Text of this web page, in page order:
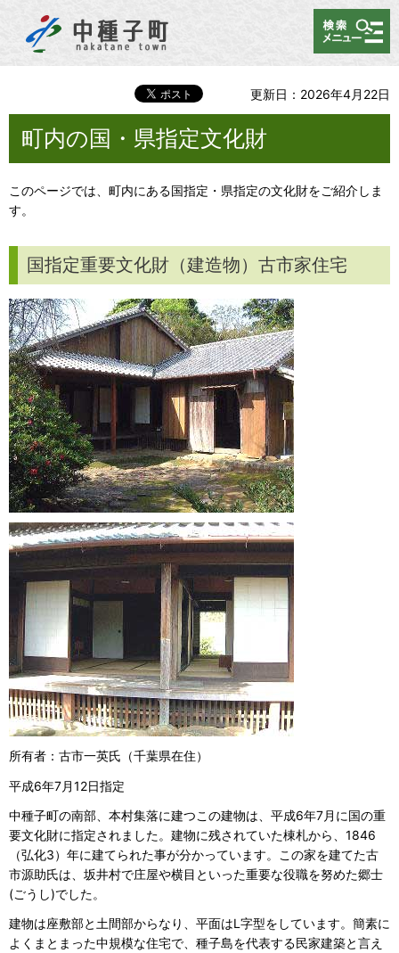
メニュー
更新日：2026年4月22日
町内の国・県指定文化財
このページでは、町内にある国指定・県指定の文化財をご紹介しま
す。
国指定重要文化財（建造物）古市家住宅
所有者：古市一英氏（千葉県在住）
平成6年7月12日指定
中種子町の南部、本村集落に建つこの建物は、平成6年7月に国の重
要文化財に指定されました。建物に残されていた棟札から、1846
（弘化3）年に建てられた事が分かっています。この家を建てた古
市源助氏は、坂井村で庄屋や横目といった重要な役職を努めた郷士
(ごうし)でした。
建物は座敷部と土間部からなり、平面はL字型をしています。簡素に
よくまとまった中規模な住宅で、種子島を代表する民家建築と言え